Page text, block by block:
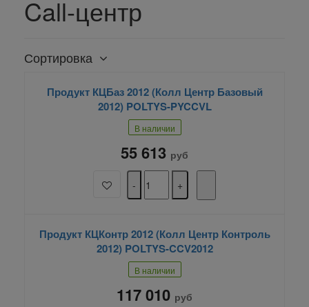
Call-центр
Сортировка
Продукт КЦБаз 2012 (Колл Центр Базовый
2012) POLTYS-PYCCVL
В наличии
55 613 руб
Продукт КЦКонтр 2012 (Колл Центр Контроль
2012) POLTYS-CCV2012
В наличии
117 010 руб